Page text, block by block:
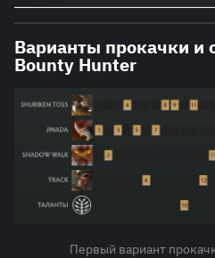
Варианты прокачки и
Bounty Hunter
Первый вариант